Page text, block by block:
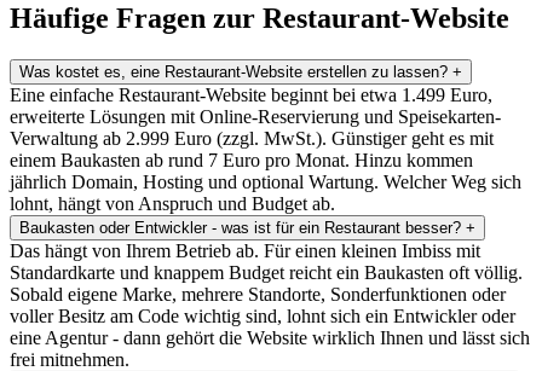
Häufige Fragen zur Restaurant-Website
Was kostet es, eine Restaurant-Website erstellen zu lassen? +
Eine einfache Restaurant-Website beginnt bei etwa 1.499 Euro,
erweiterte Lösungen mit Online-Reservierung und Speisekarten-
Verwaltung ab 2.999 Euro (zzgl. MwSt.). Günstiger geht es mit
einem Baukasten ab rund 7 Euro pro Monat. Hinzu kommen
jährlich Domain, Hosting und optional Wartung. Welcher Weg sich
lohnt, hängt von Anspruch und Budget ab.
Baukasten oder Entwickler - was ist für ein Restaurant besser? +
Das hängt von Ihrem Betrieb ab. Für einen kleinen Imbiss mit
Standardkarte und knappem Budget reicht ein Baukasten oft völlig.
Sobald eigene Marke, mehrere Standorte, Sonderfunktionen oder
voller Besitz am Code wichtig sind, lohnt sich ein Entwickler oder
eine Agentur - dann gehört die Website wirklich Ihnen und lässt sich
frei mitnehmen.